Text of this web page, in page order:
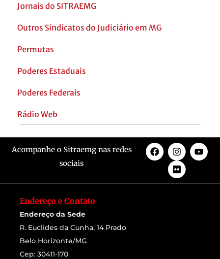
Jornais do SITRAEMG
Outros Sindicatos do Judiciário em MG
Permutas
Poderes Estaduais
Poderes Federais
Rádio Web
Acompanhe o Sitraemg nas redes
sociais
Endereço e Contato
Endereço da Sede
R. Euclides da Cunha, 14 Prado
Belo Horizonte/MG
Cep: 30411-170